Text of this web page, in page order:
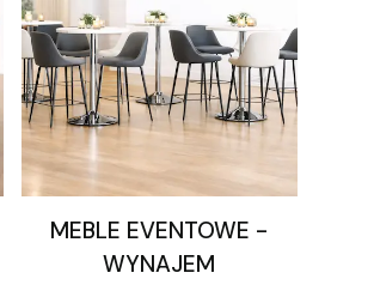
MEBLE EVENTOWE -
WYNAJEM